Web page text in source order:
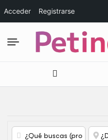
Acceder Registrarse